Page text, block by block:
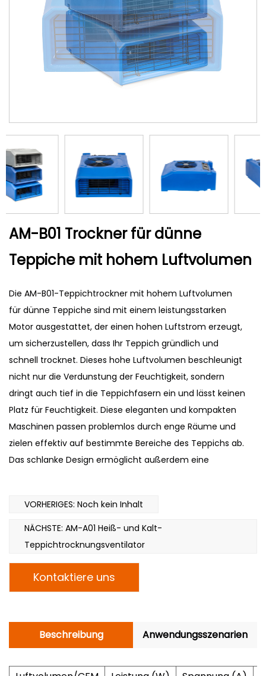
AM-B01 Trockner für dünne
Teppiche mit hohem Luftvolumen
Die AM-B01-Teppichtrockner mit hohem Luftvolumen
für dünne Teppiche sind mit einem leistungsstarken
Motor ausgestattet, der einen hohen Luftstrom erzeugt,
um sicherzustellen, dass Ihr Teppich gründlich und
schnell trocknet. Dieses hohe Luftvolumen beschleunigt
nicht nur die Verdunstung der Feuchtigkeit, sondern
dringt auch tief in die Teppichfasern ein und lässt keinen
Platz für Feuchtigkeit. Diese eleganten und kompakten
Maschinen passen problemlos durch enge Räume und
zielen effektiv auf bestimmte Bereiche des Teppichs ab.
Das schlanke Design ermöglicht außerdem eine
platzsparenden Lösung für Hausbesitzer und
Reinigungskräfte macht.
Plug-and-Play: Es ist keine Montage erforderlich, einfach
sich zwei Zusatzsteckdosen, mit denen Sie mehrere
Produkte parallel mit einem Gesamtstrom von nicht
Fan für die Sanierung von Wasserschäden
VORHERIGES: Noch kein Inhalt
NÄCHSTE: AM-A01 Heiß- und Kalt-
Teppichtrocknungsventilator
Kontaktiere uns
Beschreibung Anwendungsszenarien